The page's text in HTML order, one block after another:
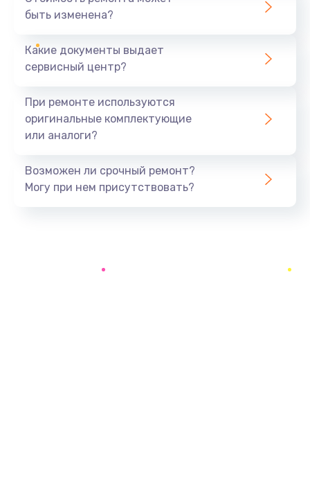
1400 руб.
Замена батареи (аккумулятора)
Заказать
Замена, восстановление кнопок
Заказать
быть изменена?
Какие документы выдает
сервисный центр?
При ремонте используются
оригинальные комплектующие
или аналоги?
Возможен ли срочный ремонт?
Могу при нем присутствовать?